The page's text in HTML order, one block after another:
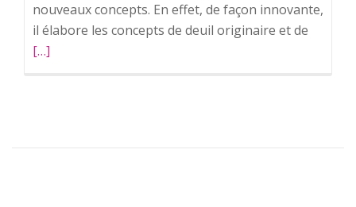
nouveaux concepts. En effet, de façon innovante,
il élabore les concepts de deuil originaire et de
[…]